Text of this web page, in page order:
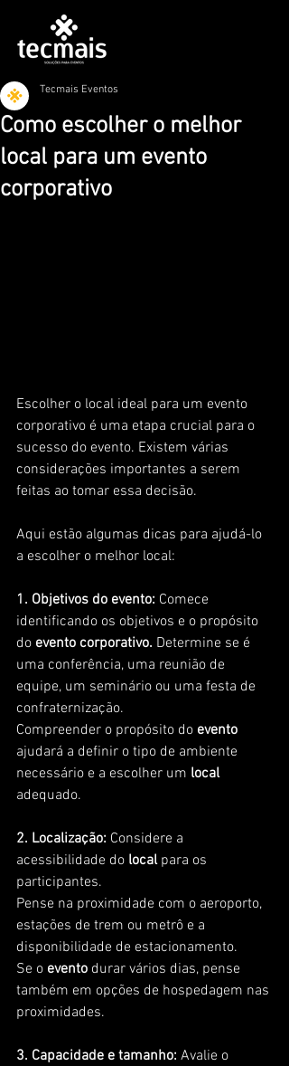
Como escolher o melhor
local para um evento
corporativo
Tecmais Eventos
Escolher o local ideal para um evento
corporativo é uma etapa crucial para o
sucesso do evento. Existem várias
considerações importantes a serem
feitas ao tomar essa decisão.
Aqui estão algumas dicas para ajudá-lo
a escolher o melhor local:
1. Objetivos do evento: Comece
identificando os objetivos e o propósito
do evento corporativo. Determine se é
uma conferência, uma reunião de
equipe, um seminário ou uma festa de
confraternização.
Compreender o propósito do evento
ajudará a definir o tipo de ambiente
necessário e a escolher um local
adequado.
2. Localização: Considere a
acessibilidade do local para os
participantes.
Pense na proximidade com o aeroporto,
estações de trem ou metrô e a
disponibilidade de estacionamento.
Se o evento durar vários dias, pense
também em opções de hospedagem nas
proximidades.
3. Capacidade e tamanho: Avalie o